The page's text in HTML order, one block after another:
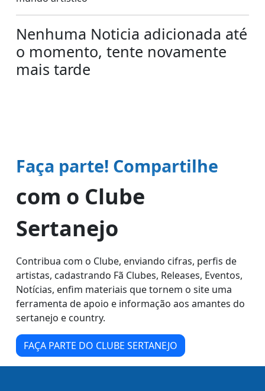
Nenhuma Noticia adicionada até
o momento, tente novamente
mais tarde
Faça parte! Compartilhe
com o Clube
Sertanejo
Contribua com o Clube, enviando cifras, perfis de
artistas, cadastrando Fã Clubes, Releases, Eventos,
Notícias, enfim materiais que tornem o site uma
ferramenta de apoio e informação aos amantes do
sertanejo e country.
FAÇA PARTE DO CLUBE SERTANEJO